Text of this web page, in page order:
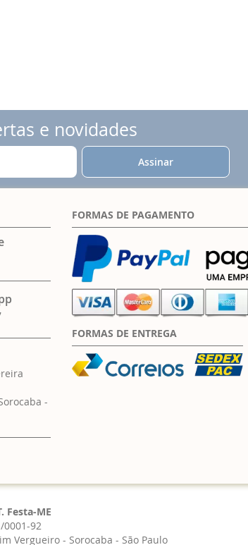
e novidades
Assinar
-
FORMAS DE PAGAMENTO
FORMAS DE ENTREGA
Festa-ME
0001-92
Vergueiro - Sorocaba - São Paulo